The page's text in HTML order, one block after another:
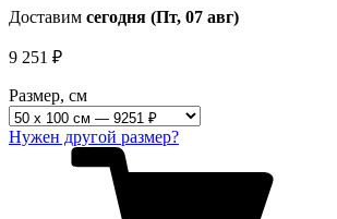
Доставим сегодня (Пт, 07 авг)
9 251 ₽
Размер, см
Нужен другой размер?